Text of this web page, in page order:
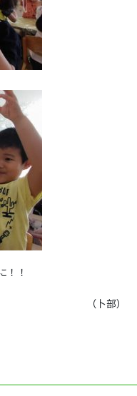
！！
（卜部）